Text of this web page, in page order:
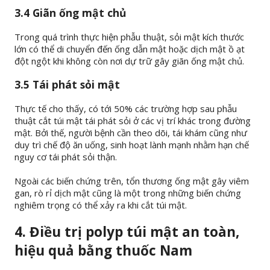
3.4 Giãn ống mật chủ
Trong quá trình thực hiện phẫu thuật, sỏi mật kích thước
lớn có thể di chuyển đến ống dẫn mật hoặc dịch mật ồ ạt
đột ngột khi không còn nơi dự trữ gây giãn ống mật chủ.
3.5 Tái phát sỏi mật
Thực tế cho thấy, có tới 50% các trường hợp sau phẫu
thuật cắt túi mật tái phát sỏi ở các vị trí khác trong đường
mật. Bởi thế, người bệnh cần theo dõi, tái khám cũng như
duy trì chế độ ăn uống, sinh hoạt lành mạnh nhằm hạn chế
nguy cơ tái phát sỏi thận.
Ngoài các biến chứng trên, tổn thương ống mật gây viêm
gan, rò rỉ dịch mật cũng là một trong những biến chứng
nghiêm trọng có thể xảy ra khi cắt túi mật.
4. Điều trị polyp túi mật an toàn,
hiệu quả bằng thuốc Nam